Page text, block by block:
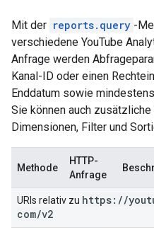
Mit der reports.query -
verschiedene YouTube
Anfrage werden
Kanal-ID oder einen
Enddatum sowie
Sie können auch
Dimensionen, Filter und
Methode
HTTP-
Anfrage
URIs relativ zu https: //
com/v2